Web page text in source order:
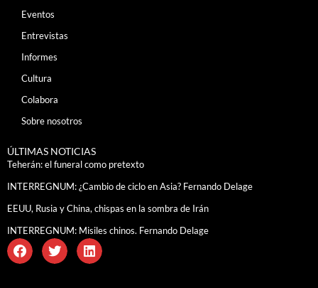
Eventos
Entrevistas
Informes
Cultura
Colabora
Sobre nosotros
ÚLTIMAS NOTICIAS
Teherán: el funeral como pretexto
INTERREGNUM: ¿Cambio de ciclo en Asia? Fernando Delage
EEUU, Rusia y China, chispas en la sombra de Irán
INTERREGNUM: Misiles chinos. Fernando Delage